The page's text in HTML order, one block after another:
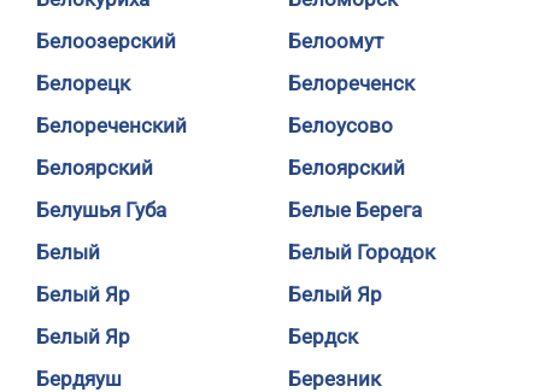
Белоозерский
Белоомут
Белорецк
Белореченск
Белореченский
Белоусово
Белоярский
Белоярский
Белушья Губа
Белые Берега
Белый
Белый Городок
Белый Яр
Белый Яр
Белый Яр
Бердск
Бердяуш
Березник